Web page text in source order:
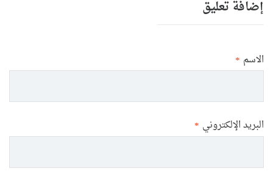
إضافة تعليق
الاسم *
البريد الإلكتروني *